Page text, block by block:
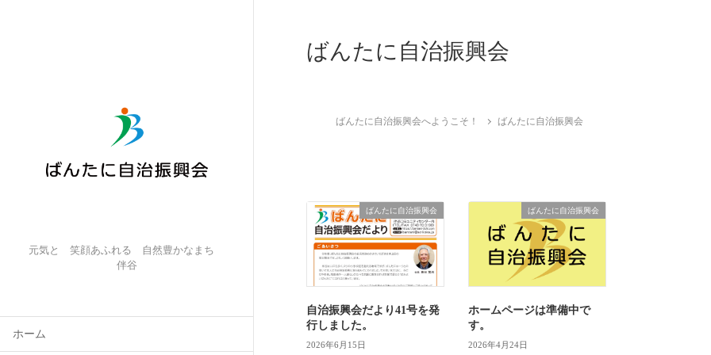
元気と 笑顔あふれる 自然豊かなまち
伴谷
ホーム
ばんたに自治振興会
ばんたに自治振興会へようこそ！ ばんたに自治振興会
ばんたに自治振興会
自治振興会だより41号を発
行しました。
2026年6月15日
ばんたに自治振興会
ホームページは準備中で
す。
2026年4月24日